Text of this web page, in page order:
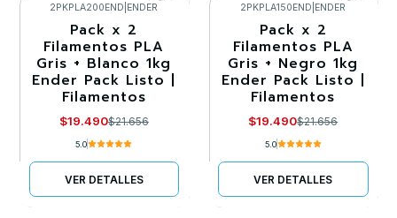
-10%
Agotado
2PKPLA200END ENDER
Pack x 2
Filamentos PLA
Gris + Blanco 1kg
Ender Pack Listo |
Filamentos
$19.490$21.656
5.0
VER DETALLES
Agotado
2PKPLA150END ENDER
Pack x 2
Filamentos PLA
Gris + Negro 1kg
Ender Pack Listo |
Filamentos
$19.490$21.656
5.0
VER DETALLES